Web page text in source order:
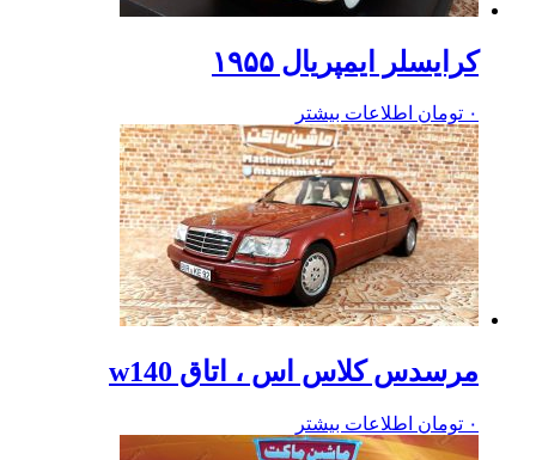
کرایسلر ایمپریال ۱۹۵۵
۰ تومان اطلاعات بیشتر
مرسدس کلاس اس ، اتاق w140
۰ تومان اطلاعات بیشتر